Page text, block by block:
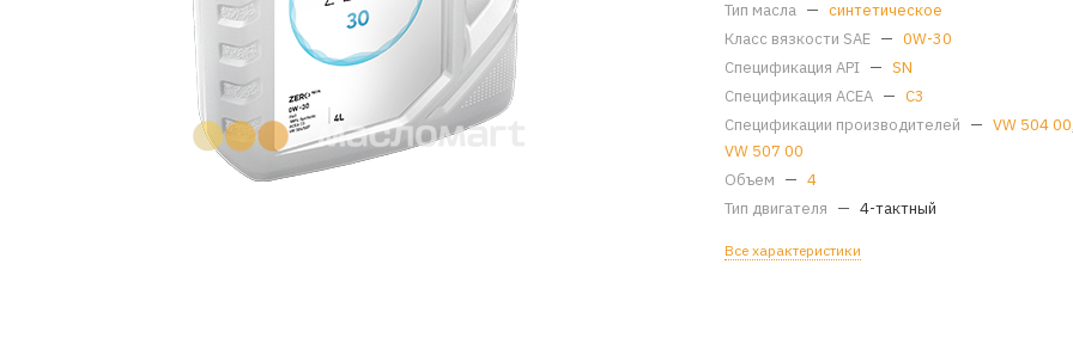
Тип масла — синтетическое
Класс вязкости SAE — 0W-30
Спецификация API — SN
Спецификация ACEA — C3
Спецификации производителей — VW 504 00
VW 507 00
Объем — 4
Тип двигателя — 4-тактный
Все характеристики